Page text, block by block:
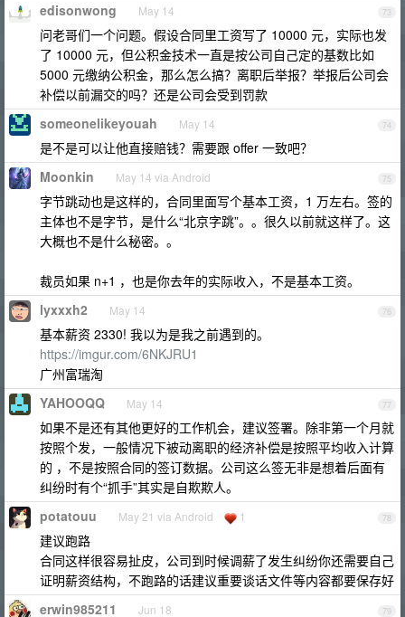
73
edisonwong May 14
问老哥们一个问题。假设合同里工资写了 10000 元，实际也发
了 10000 元，但公积金技术一直是按公司自己定的基数比如
5000 元缴纳公积金，那么怎么搞？离职后举报？举报后公司会
补偿以前漏交的吗？还是公司会受到罚款
74
someonelikeyouah May 14
是不是可以让他直接赔钱？需要跟 offer 一致吧？
75
Moonkin May 14 via Android
字节跳动也是这样的，合同里面写个基本工资，1 万左右。签的
主体也不是字节，是什么“北京字跳”。。很久以前就这样了。这
大概也不是什么秘密。。
裁员如果 n+1 ，也是你去年的实际收入，不是基本工资。
76
lyxxxh2 May 14
基本薪资 2330! 我以为是我之前遇到的。
https://imgur.com/6NKJRU1
广州富瑞淘
77
YAHOOQQ May 14
如果不是还有其他更好的工作机会，建议签署。除非第一个月就
按照个发，一般情况下被动离职的经济补偿是按照平均收入计算
的 ，不是按照合同的签订数据。公司这么签无非是想着后面有
纠纷时有个“抓手”其实是自欺欺人。
78
potatouu May 21 via Android 1
建议跑路
合同这样很容易扯皮，公司到时候调薪了发生纠纷你还需要自己
证明薪资结构，不跑路的话建议重要谈话文件等内容都要保存好
79
erwin985211 Jun 18